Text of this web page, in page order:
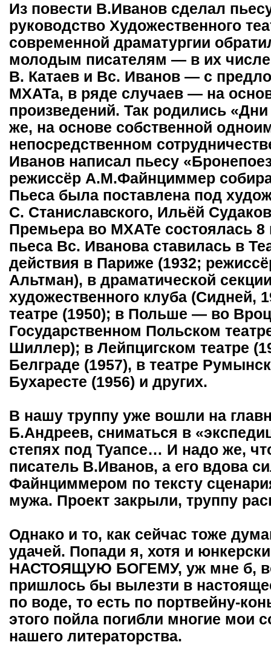
Из повести В.Иванов сделал
руководство Художественного
современной драматургии
молодым писателям — в их
В. Катаев и Вс. Иванов — с
МХАТа, в ряде случаев — на
произведений. Так родились
же, на основе собственной
непосредственном
Иванов написал пьесу
режиссёр А.М.Файнциммер
Пьеса была поставлена под
С. Станиславского, Ильёй
Премьера во МХАТе состоялась 8
пьеса Вс. Иванова ставилась в
действия в Париже (1932;
Альтман), в драматической
художественного клуба
театре (1950); в Польше — во
Государственном Польском
Шиллер); в Лейпцигском театре
Белграде (1957), в театре
Бухаресте (1956) и других.
В нашу труппу уже вошли на
Б.Андреев, сниматься в
степях под Туапсе… И надо же,
писатель В.Иванов, а его вдова
Файнциммером по тексту
мужа. Проект закрыли, труппу
Однако и то, как сейчас тоже
удачей. Попади я, хотя и
НАСТОЯЩУЮ БОГЕМУ, уж мне б,
пришлось бы вылезти в
по воде, то есть по портвейну-
этого пойла погибли многие мои
нашего литераторства.